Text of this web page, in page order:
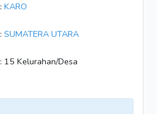
: KARO
: SUMATERA UTARA
: 15 Kelurahan/Desa